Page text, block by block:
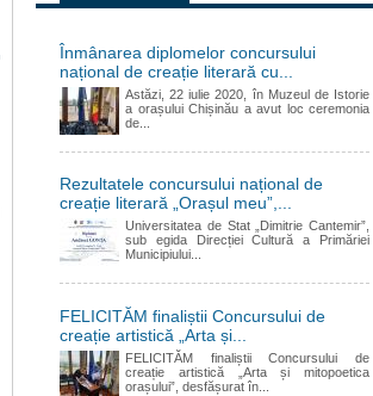
Înmânarea diplomelor concursului
național de creație literară cu...
Astăzi, 22 iulie 2020, în Muzeul de Istorie
a orașului Chișinău a avut loc ceremonia
de...
Rezultatele concursului național de
creație literară „Orașul meu”,...
Universitatea de Stat „Dimitrie Cantemir”,
sub egida Direcției Cultură a Primăriei
Municipiului...
FELICITĂM finaliștii Concursului de
creație artistică „Arta și...
FELICITĂM finaliștii Concursului de
creație artistică „Arta și mitopoetica
orașului”, desfășurat în...